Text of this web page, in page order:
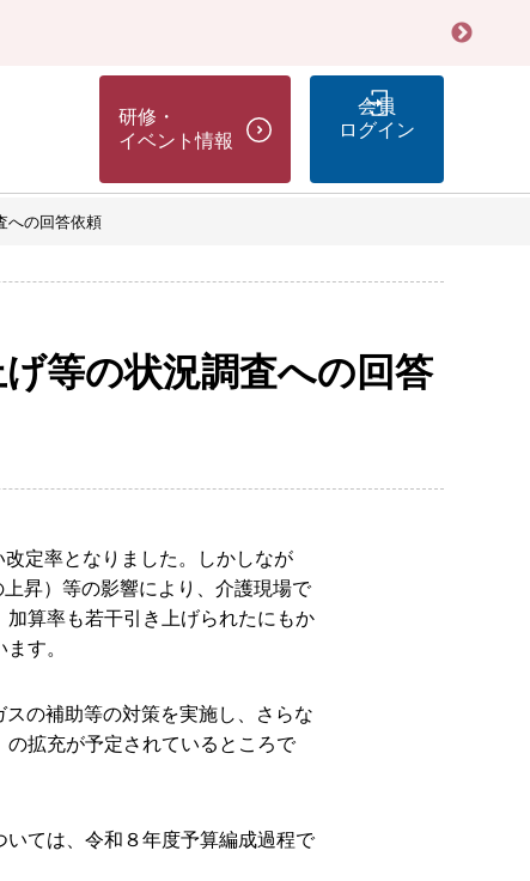
研修・
イベント情報
会員
ログイン
への回答依頼
等の状況調査への回答
定率となりました。しかしなが
昇）等の影響により、介護現場で
算率も若干引き上げられたにもか
す。
の補助等の対策を実施し、さらな
拡充が予定されているところで
ては、令和８年度予算編成過程で